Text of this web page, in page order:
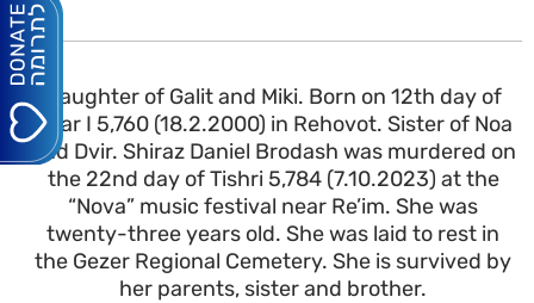
Daughter of Galit and Miki. Born on 12th day of
Adar I 5,760 (18.2.2000) in Rehovot. Sister of Noa
and Dvir. Shiraz Daniel Brodash was murdered on
the 22nd day of Tishri 5,784 (7.10.2023) at the
“Nova” music festival near Re’im. She was
twenty-three years old. She was laid to rest in
the Gezer Regional Cemetery. She is survived by
her parents, sister and brother.